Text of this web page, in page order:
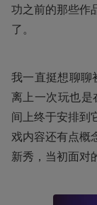
功之前的那些作
了。
我一直挺想聊
离上一次玩也
间上终于安排到
戏内容还有点概
新秀，当初面对